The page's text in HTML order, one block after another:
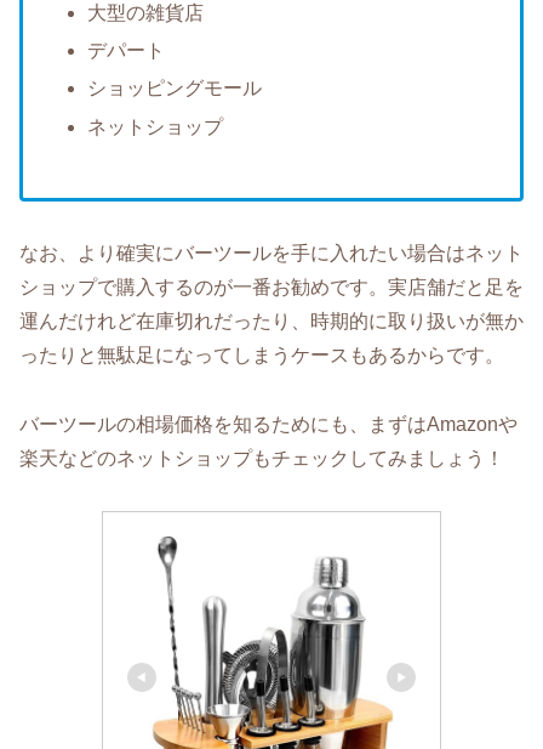
大型の雑貨店
デパート
ショッピングモール
ネットショップ
なお、より確実にバーツールを手に入れたい場合はネット
ショップで購入するのが一番お勧めです。実店舗だと足を
運んだけれど在庫切れだったり、時期的に取り扱いが無か
ったりと無駄足になってしまうケースもあるからです。
バーツールの相場価格を知るためにも、まずはAmazonや
楽天などのネットショップもチェックしてみましょう！